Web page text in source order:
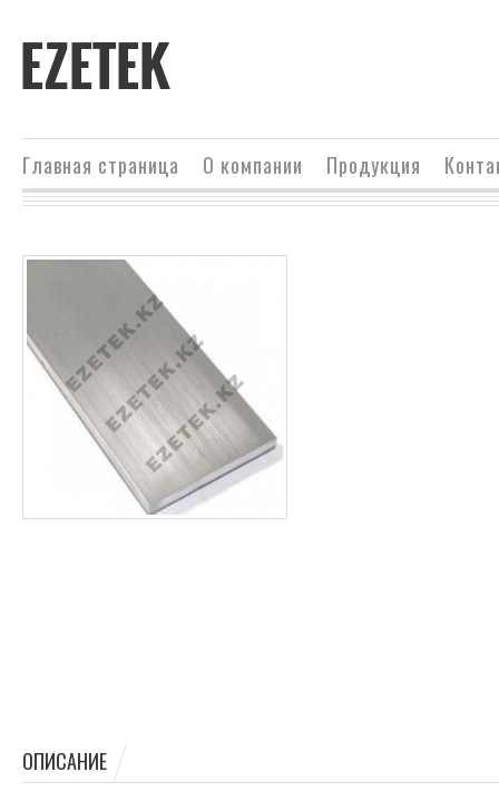
EZETEK
Главная страница О компании Продукция
ОПИСАНИЕ